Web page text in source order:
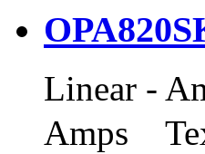
Linear -
Amps